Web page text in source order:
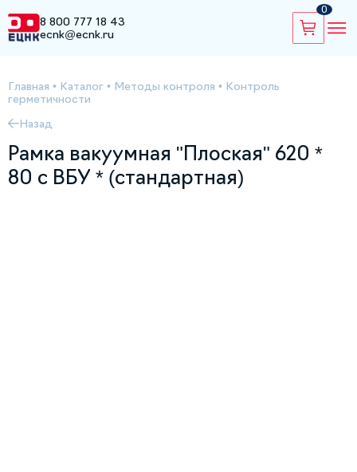
8 800 777 18 43
ecnk@ecnk.ru
0
Главная • Каталог • Методы контроля • Контроль
герметичности
Назад
Рамка вакуумная "Плоская" 620 *
80 с ВБУ * (стандартная)